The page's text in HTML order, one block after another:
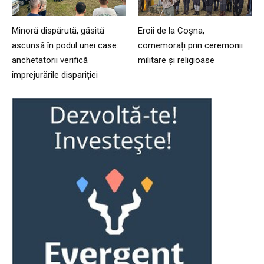
Minoră dispărută, găsită
ascunsă în podul unei case:
anchetatorii verifică
împrejurările dispariției
Eroii de la Coșna,
comemorați prin ceremonii
militare și religioase